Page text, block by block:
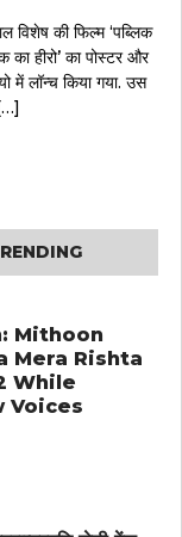
की फिल्म ‘पब्लिक
का हीरो’ का पोस्टर और
लॉन्च किया गया. उस
Mithoon
Mera Rishta
While
Voices